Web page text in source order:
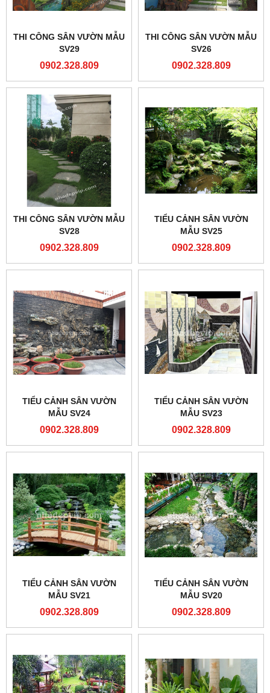
THI CÔNG SÂN VƯỜN MẪU
SV29
0902.328.809
THI CÔNG SÂN VƯỜN MẪU
SV26
0902.328.809
THI CÔNG SÂN VƯỜN MẪU
SV28
0902.328.809
TIỂU CẢNH SÂN VƯỜN
MẪU SV25
0902.328.809
TIỂU CẢNH SÂN VƯỜN
MẪU SV24
0902.328.809
TIỂU CẢNH SÂN VƯỜN
MẪU SV23
0902.328.809
TIỂU CẢNH SÂN VƯỜN
MẪU SV21
0902.328.809
TIỂU CẢNH SÂN VƯỜN
MẪU SV20
0902.328.809